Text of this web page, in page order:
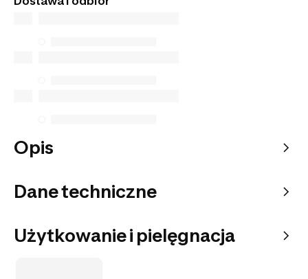
Opis
Dane techniczne
Użytkowanie i pielęgnacja